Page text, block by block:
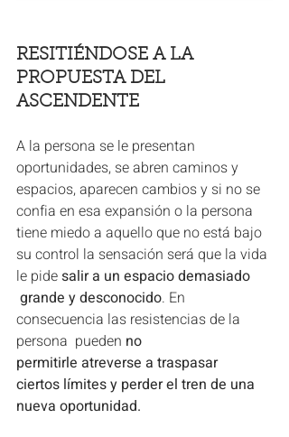
RESITIÉNDOSE A LA
PROPUESTA DEL
ASCENDENTE
A la persona se le presentan
oportunidades, se abren caminos y
espacios, aparecen cambios y si no se
confia en esa expansión o la persona
tiene miedo a aquello que no está bajo
su control la sensación será que la vida
le pide salir a un espacio demasiado
grande y desconocido. En
consecuencia las resistencias de la
persona  pueden no
permitirle atreverse a traspasar
ciertos límites y perder el tren de una
nueva oportunidad.